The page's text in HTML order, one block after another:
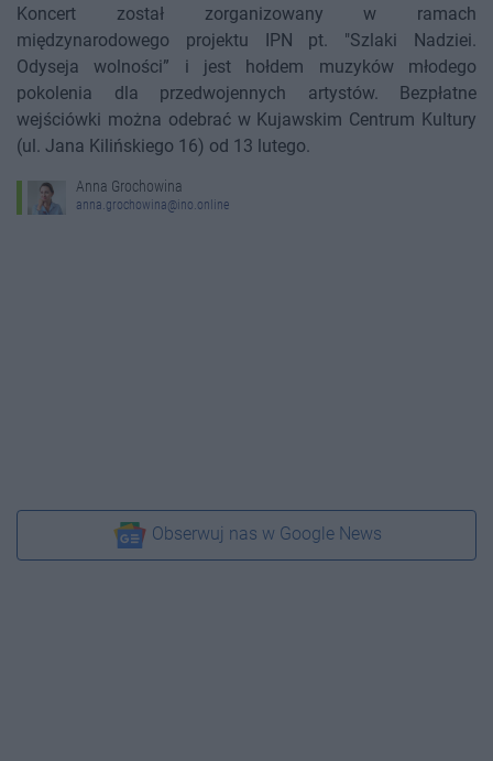
Koncert został zorganizowany w ramach
międzynarodowego projektu IPN pt. "Szlaki Nadziei.
Odyseja wolności” i jest hołdem muzyków młodego
pokolenia dla przedwojennych artystów. Bezpłatne
wejściówki można odebrać w Kujawskim Centrum Kultury
(ul. Jana Kilińskiego 16) od 13 lutego.
Anna Grochowina
anna.grochowina@ino.online
Obserwuj nas w Google News